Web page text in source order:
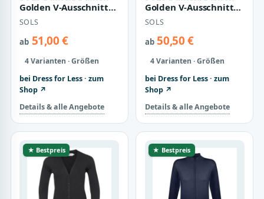
Golden V-Ausschnitt
Strickjacke (Schwarz)
SOLS
ab51,00 €
4 Varianten · Größen
bei Dress for Less · zum
Shop ↗
Details & alle Angebote
Golden V-Ausschnitt
Strickjacke (Navy)
SOLS
ab50,50 €
4 Varianten · Größen
bei Dress for Less · zum
Shop ↗
Details & alle Angebote
★ Bestpreis ★ Bestpreis